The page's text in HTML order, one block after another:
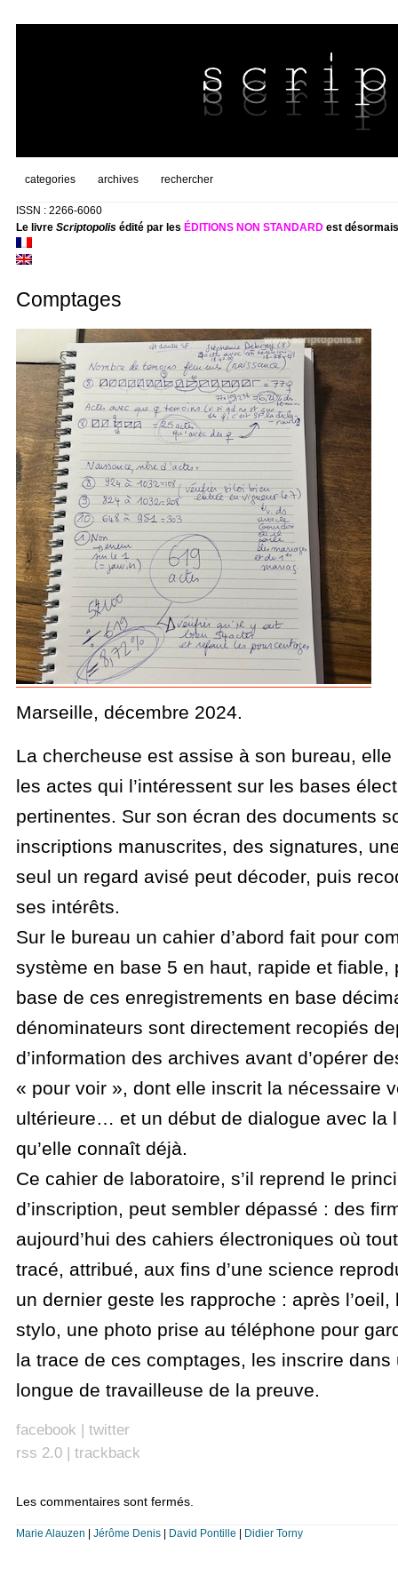
categories archives rechercher
ISSN : 2266-6060
Le livre Scriptopolisédité par les ÉDITIONS NON STANDARDest
Comptages
Marseille, décembre 2024.
La chercheuse est assise à son bureau,
les actes qui l’intéressent sur les bases
pertinentes. Sur son écran des documents
inscriptions manuscrites, des signatures,
seul un regard avisé peut décoder, puis
ses intérêts.
Sur le bureau un cahier d’abord fait pour
système en base 5 en haut, rapide et fiable,
base de ces enregistrements en base
dénominateurs sont directement recopiés
d’information des archives avant d’opérer
« pour voir », dont elle inscrit la nécessaire
ultérieure… et un début de dialogue avec la
qu’elle connaît déjà.
Ce cahier de laboratoire, s’il reprend le
d’inscription, peut sembler dépassé : des
aujourd’hui des cahiers électroniques où
tracé, attribué, aux fins d’une science
un dernier geste les rapproche : après l’oeil,
stylo, une photo prise au téléphone pour
la trace de ces comptages, les inscrire
longue de travailleuse de la preuve.
facebook | twitter
rss 2.0| trackback
Les commentaires sont fermés.
Marie Alauzen Jérôme Denis| David Pontille Didier Torny